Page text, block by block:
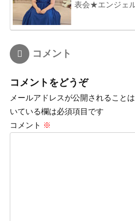
表会★エンジェ
コメント
コメントをどうぞ
メールアドレスが公開されることは
いている欄は必須項目です
コメント ※